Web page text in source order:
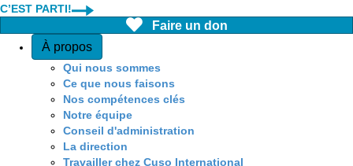
C’EST PARTI!
Faire un don
Quick Access
À propos
Qui nous sommes
Ce que nous faisons
Nos compétences clés
Notre équipe
Conseil d'administration
La direction
Travailler chez Cuso International